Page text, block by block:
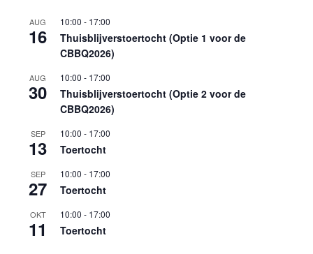
AUG
16
10:00 - 17:00
Thuisblijverstoertocht (Optie 1 voor de
CBBQ2026)
AUG
30
10:00 - 17:00
Thuisblijverstoertocht (Optie 2 voor de
CBBQ2026)
SEP
13
10:00 - 17:00
Toertocht
SEP
27
10:00 - 17:00
Toertocht
OKT
11
10:00 - 17:00
Toertocht